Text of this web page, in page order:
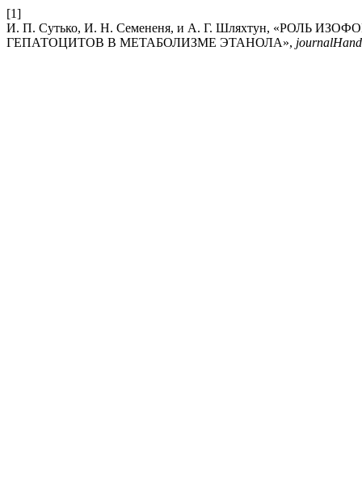
[1]
И. П. Сутько, И. Н. Семененя, и А. Г. Шляхтун, «РОЛЬ
ГЕПАТОЦИТОВ В МЕТАБОЛИЗМЕ ЭТАНОЛА»,